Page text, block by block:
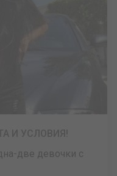
две девочки с